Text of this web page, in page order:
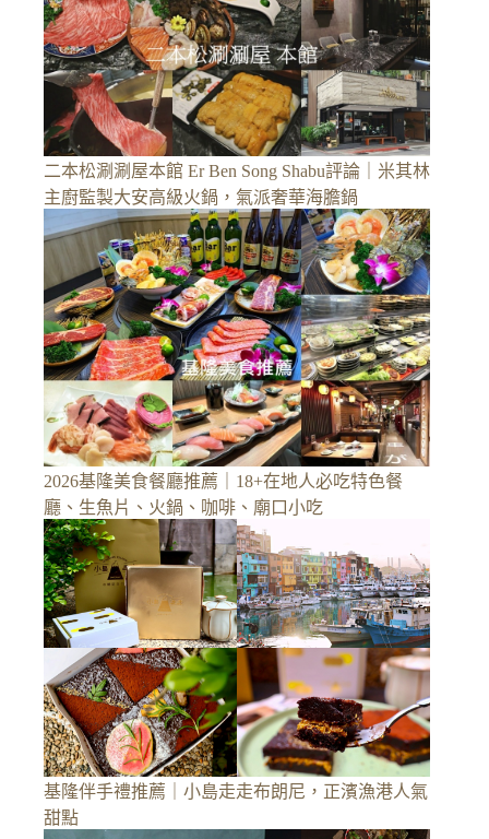
二本松涮涮屋本館 Er Ben Song Shabu評論｜米其林
主廚監製大安高級火鍋，氣派奢華海膽鍋
2026基隆美食餐廳推薦｜18+在地人必吃特色餐
廳、生魚片、火鍋、咖啡、廟口小吃
基隆伴手禮推薦｜小島走走布朗尼，正濱漁港人氣
甜點